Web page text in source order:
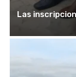
Las